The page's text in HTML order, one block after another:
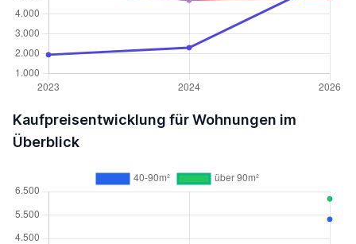
Kaufpreisentwicklung für Wohnungen im
Überblick